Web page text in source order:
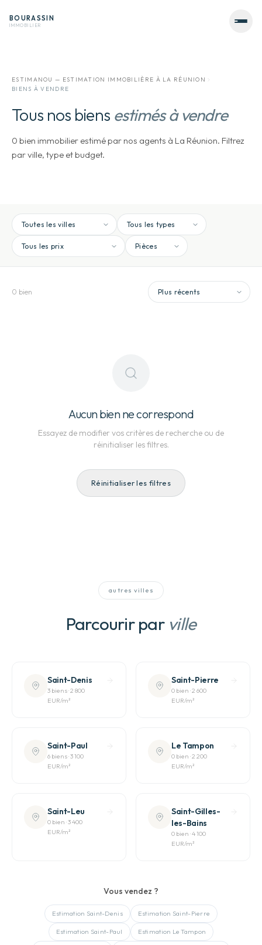
BOURASSIN
IMMOBILIER
ESTIMANOU — ESTIMATION IMMOBILIÈRE À LA RÉUNION
BIENS À VENDRE
Tous nos biens estimés à vendre
0 bien immobilier estimé par nos agents à La Réunion. Filtrez
par ville, type et budget.
0 bien
Aucun bien ne correspond
Essayez de modifier vos critères de recherche ou de
réinitialiser les filtres.
Réinitialiser les filtres
autres villes
Parcourir par ville
Saint-Denis
3 biens·2 800
EUR/m²
Saint-Pierre
0 bien ·2 600
EUR/m²
Saint-Paul
6 biens·3 100
EUR/m²
Le Tampon
0 bien ·2 200
EUR/m²
Saint-Leu
0 bien ·3 400
EUR/m²
Saint-Gilles-
les-Bains
0 bien ·4 100
EUR/m²
Vous vendez ?
Estimation Saint-Denis Estimation Saint-Pierre
Estimation Saint-Paul Estimation Le Tampon